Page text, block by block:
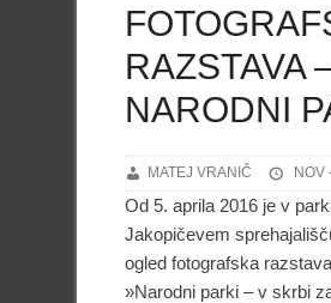
RAZSTAVA
NARODNI
MATEJ VRANIČ NOV
Od 5. aprila 2016 je v
Jakopičevem
ogled fotografska
»Narodni parki – v skrbi